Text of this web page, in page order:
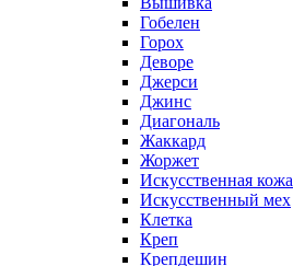
Гобелен
Горох
Деворе
Джерси
Джинс
Диагональ
Жаккард
Жоржет
Искусственная кожа
Искусственный мех
Клетка
Креп
Крепдешин